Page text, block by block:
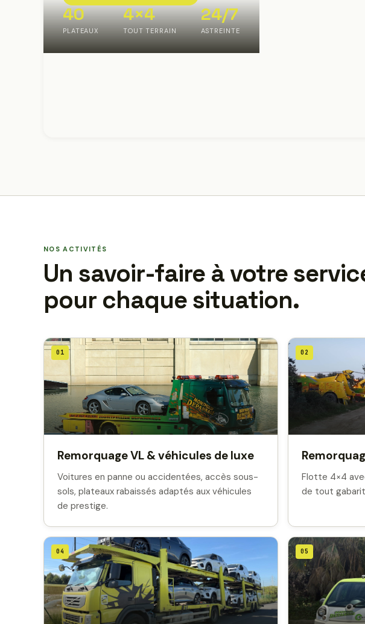
40
PLATEAUX
4×4
TOUT TERRAIN
24/7
ASTREINTE
NOS ACTIVITÉS
Un savoir-faire à votre
pour chaque situation.
01
Remorquage VL & véhicules de luxe
Voitures en panne ou accidentées, accès sous-
sols, plateaux rabaissés adaptés aux véhicules
de prestige.
02
Flotte 4×4
de tout
04 05